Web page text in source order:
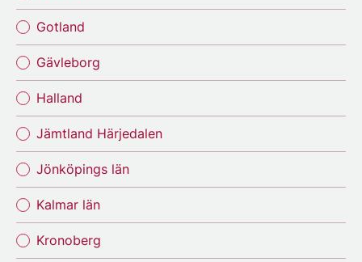
Gotland
Gävleborg
Halland
Jämtland Härjedalen
Jönköpings län
Kalmar län
Kronoberg